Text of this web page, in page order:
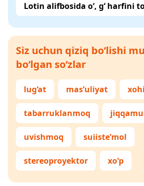
Lotin alifbosida o‘, g‘ harfini
Siz uchun qiziq bo‘lishi
bo‘lgan so‘zlar
lug‘at mas’uliyat
tabarruklanmoq
uvishmoq suiiste’mol
stereoproyektor xo‘p